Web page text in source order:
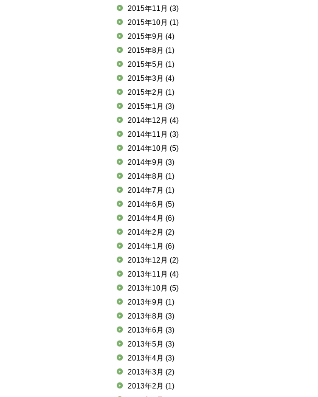
2015年11月 (3)
2015年10月 (1)
2015年9月 (4)
2015年8月 (1)
2015年5月 (1)
2015年3月 (4)
2015年2月 (1)
2015年1月 (3)
2014年12月 (4)
2014年11月 (3)
2014年10月 (5)
2014年9月 (3)
2014年8月 (1)
2014年7月 (1)
2014年6月 (5)
2014年4月 (6)
2014年2月 (2)
2014年1月 (6)
2013年12月 (2)
2013年11月 (4)
2013年10月 (5)
2013年9月 (1)
2013年8月 (3)
2013年6月 (3)
2013年5月 (3)
2013年4月 (3)
2013年3月 (2)
2013年2月 (1)